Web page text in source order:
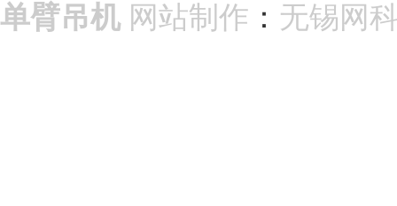
单臂吊机 网站制作 ： 无锡网